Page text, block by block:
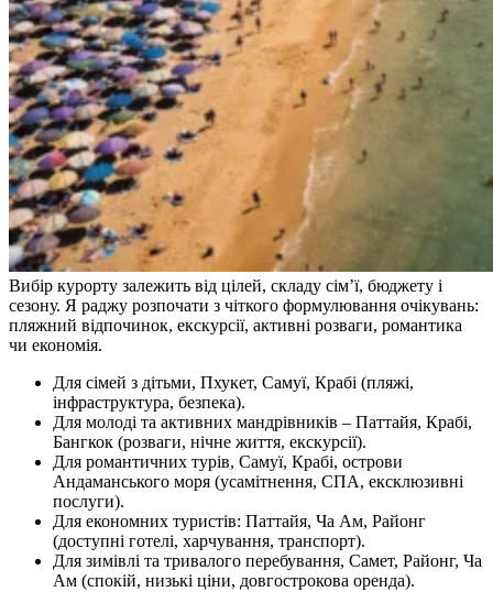
Вибір курорту залежить від цілей, складу сім’ї, бюджету і
сезону. Я раджу розпочати з чіткого формулювання очікувань:
пляжний відпочинок, екскурсії, активні розваги, романтика
чи економія.
Для сімей з дітьми, Пхукет, Самуї, Крабі (пляжі,
інфраструктура, безпека).
Для молоді та активних мандрівників – Паттайя, Крабі,
Бангкок (розваги, нічне життя, екскурсії).
Для романтичних турів, Самуї, Крабі, острови
Андаманського моря (усамітнення, СПА, ексклюзивні
послуги).
Для економних туристів: Паттайя, Ча Ам, Районг
(доступні готелі, харчування, транспорт).
Для зимівлі та тривалого перебування, Самет, Районг, Ча
Ам (спокій, низькі ціни, довгострокова оренда).